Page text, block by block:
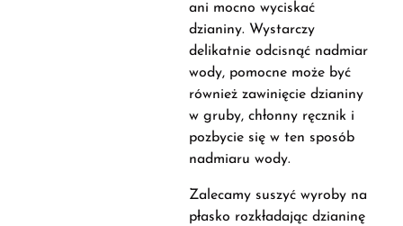
ani mocno wyciskać
dzianiny. Wystarczy
delikatnie odcisnąć nadmiar
wody, pomocne może być
również zawinięcie dzianiny
w gruby, chłonny ręcznik i
pozbycie się w ten sposób
nadmiaru wody.
Zalecamy suszyć wyroby na
płasko rozkładając dzianinę